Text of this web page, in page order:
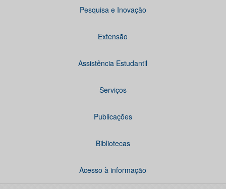
Pesquisa e Inovação
Extensão
Assistência Estudantil
Serviços
Publicações
Bibliotecas
Acesso à informação